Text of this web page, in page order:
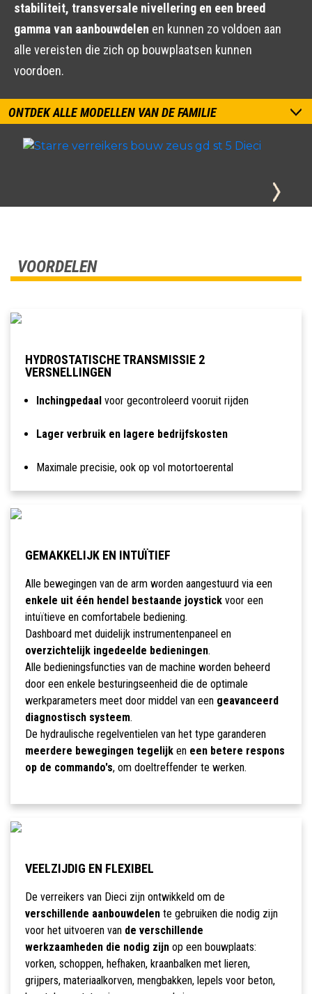
stabiliteit, transversale nivellering en een breed
gamma van aanbouwdelen en kunnen zo voldoen aan
alle vereisten die zich op bouwplaatsen kunnen
voordoen.
ONTDEK ALLE MODELLEN VAN DE FAMILIE
VOORDELEN
HYDROSTATISCHE TRANSMISSIE 2
VERSNELLINGEN
Inchingpedaal voor gecontroleerd vooruit rijden
Lager verbruik en lagere bedrijfskosten
Maximale precisie, ook op vol motortoerental
GEMAKKELIJK EN INTUÏTIEF
Alle bewegingen van de arm worden aangestuurd via een
enkele uit één hendel bestaande joystickvoor een
intuïtieve en comfortabele bediening.
Dashboard met duidelijk instrumentenpaneel en
overzichtelijk ingedeelde bedieningen.
Alle bedieningsfuncties van de machine worden beheerd
door een enkele besturingseenheid die de optimale
werkparameters meet door middel van een geavanceerd
diagnostisch systeem.
De hydraulische regelventielen van het type garanderen
meerdere bewegingen tegelijken een betere respons
op de commando's, om doeltreffender te werken.
VEELZIJDIG EN FLEXIBEL
De verreikers van Dieci zijn ontwikkeld om de
verschillende aanbouwdelente gebruiken die nodig zijn
voor het uitvoeren van de verschillende
werkzaamheden die nodig zijnop een bouwplaats:
vorken, schoppen, hefhaken, kraanbalken met lieren,
grijpers, materiaalkorven, mengbakken, lepels voor beton,